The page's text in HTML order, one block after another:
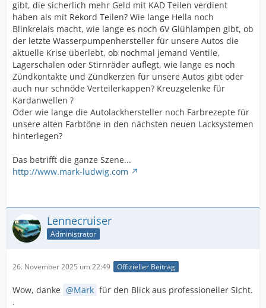
gibt, die sicherlich mehr Geld mit KAD Teilen verdient
haben als mit Rekord Teilen? Wie lange Hella noch
Blinkrelais macht, wie lange es noch 6V Glühlampen gibt, ob
der letzte Wasserpumpenhersteller für unsere Autos die
aktuelle Krise überlebt, ob nochmal jemand Ventile,
Lagerschalen oder Stirnräder auflegt, wie lange es noch
Zündkontakte und Zündkerzen für unsere Autos gibt oder
auch nur schnöde Verteilerkappen? Kreuzgelenke für
Kardanwellen ?
Oder wie lange die Autolackhersteller noch Farbrezepte für
unsere alten Farbtöne in den nächsten neuen Lacksystemen
hinterlegen?
Das betrifft die ganze Szene...
http://www.mark-ludwig.com
Lennecruiser
Administrator
26. November 2025 um 22:49 Offizieller Beitrag
Wow, danke Mark für den Blick aus professioneller Sicht.
.